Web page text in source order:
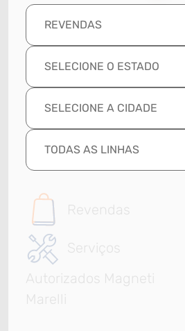
REVENDAS
SELECIONE O ESTADO
SELECIONE A CIDADE
TODAS AS LINHAS
Revendas
Serviços
Autorizados Magneti
Marelli